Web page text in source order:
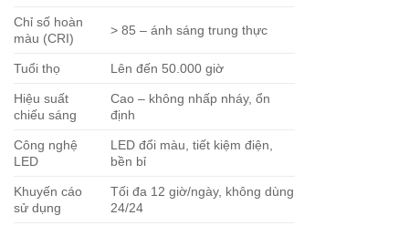
Chỉ số hoàn
màu (CRI)
> 85 – ánh sáng trung thực
Tuổi thọ Lên đến 50.000 giờ
Hiệu suất
chiếu sáng
Cao – không nhấp nháy, ổn
định
Công nghệ
LED
LED đổi màu, tiết kiệm điện,
bền bỉ
Khuyến cáo
sử dụng
Tối đa 12 giờ/ngày, không dùng
24/24